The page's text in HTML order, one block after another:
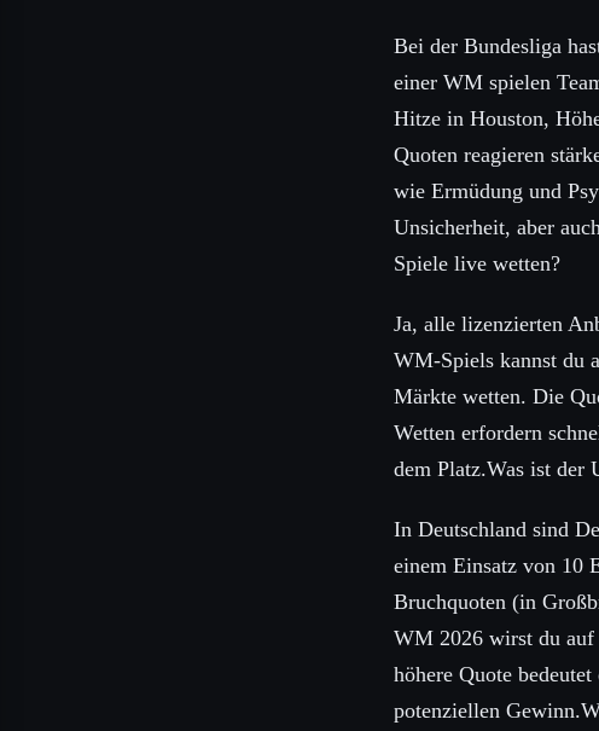
Bei der Bundesliga
einer WM spielen
Hitze in Houston,
Quoten reagieren
wie Ermüdung und
Unsicherheit, aber
Spiele live wetten?
Ja, alle lizenzierten
WM-Spiels kannst du
Märkte wetten. Die
Wetten erfordern
dem Platz.Was ist der
In Deutschland sind
einem Einsatz von 10
Bruchquoten (in
WM 2026 wirst du auf
höhere Quote
potenziellen